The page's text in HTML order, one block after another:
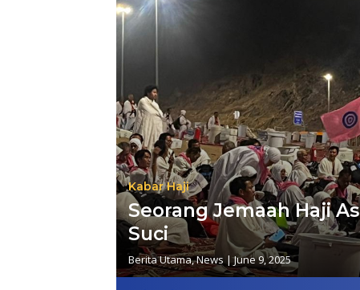
Kabar Haji
Seorang Jemaah Haji
Suci
Berita Utama,News|June 9, 2025